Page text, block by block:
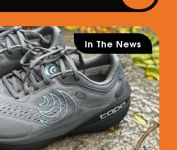
In The News